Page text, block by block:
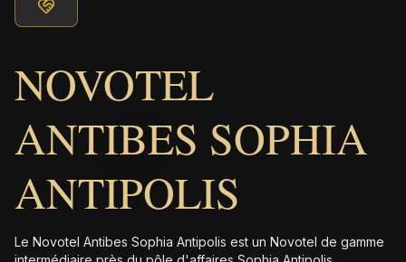
NOVOTEL
ANTIBES SOPHIA
ANTIPOLIS
Le Novotel Antibes Sophia Antipolis est un Novotel de gamme